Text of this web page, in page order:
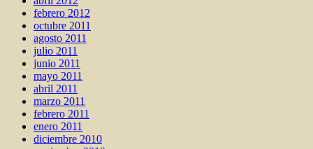
febrero 2012
octubre 2011
agosto 2011
julio 2011
junio 2011
mayo 2011
abril 2011
marzo 2011
febrero 2011
enero 2011
diciembre 2010